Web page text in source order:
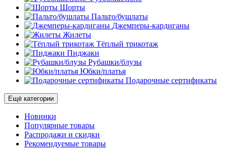
Шорты
Пальто/бушлаты
Джемперы-кардиганы
Жилеты
Тёплый трикотаж
Пиджаки
Рубашки/блузы
Юбки/платья
Подарочные сертификаты
Ещё категории
Новинки
Популярные товары
Распродажи и скидки
Рекомендуемые товары